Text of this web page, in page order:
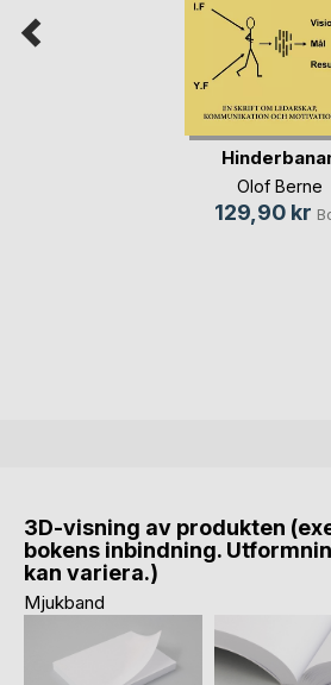
Olof Berne
129,90 kr
3D-visning av produkten
bokens inbindning.
kan variera.)
Mjukband